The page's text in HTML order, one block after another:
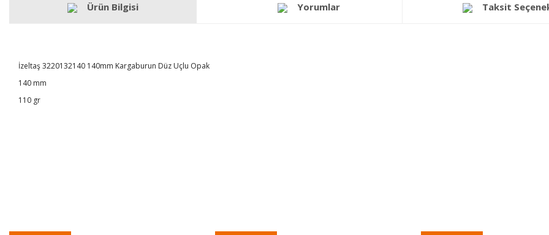
Ürün Bilgisi Yorumlar Taksit
İzeltaş 3220132140 140mm Kargaburun Düz Uçlu Opak
140 mm
110 gr
Ürün bilgilerinde hatalar bulunuyor.